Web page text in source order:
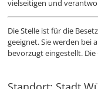
vielseitigen und
Die Stelle ist für die
geeignet. Sie werden bei
bevorzugt eingestellt.